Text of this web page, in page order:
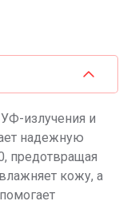
излучения и
надежную
предотвращая
кожу, а